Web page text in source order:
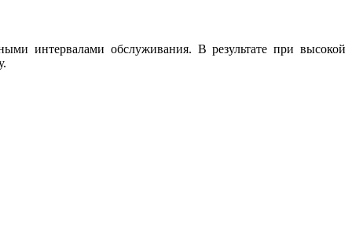
интервалами обслуживания. В результате при высокой